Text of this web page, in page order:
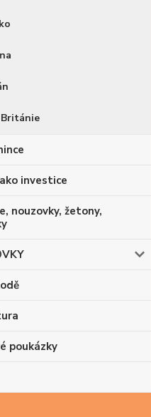
investice
nouzovky, žetony,
poukázky